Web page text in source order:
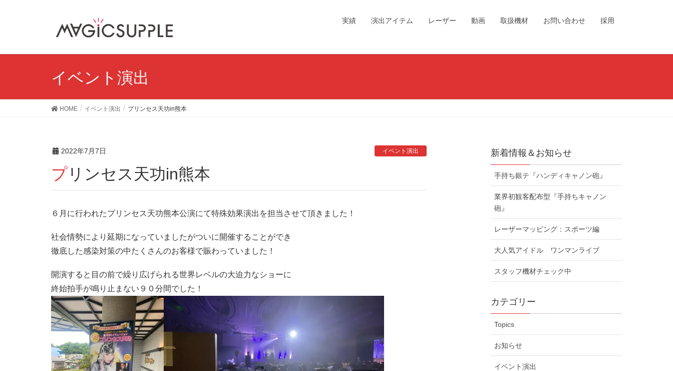
実績 演出アイテム レーザー 動画 取扱機材 お問い合わせ 採用
イベント演出
HOME イベント演出 プリンセス天功in熊本
2022年7月7日 イベント演出
プリンセス天功in熊本
６月に行われたプリンセス天功熊本公演にて特殊効果演出を担当させて頂きました！
社会情勢により延期になっていましたがついに開催することができ
徹底した感染対策の中たくさんのお客様で賑わっていました！
開演すると目の前で繰り広げられる世界レベルの大迫力なショーに
終始拍手が鳴り止まない９０分間でした！
新着情報＆お知らせ
手持ち銀テ『ハンディキャノン砲』
業界初観客配布型『手持ちキャノン
砲』
レーザーマッピング：スポーツ編
大人気アイドル ワンマンライブ
スタッフ機材チェック中
カテゴリー
Topics
お知らせ
イベント演出